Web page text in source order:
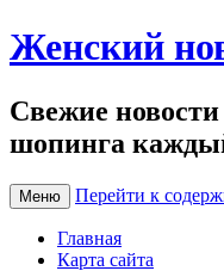
Женский
Свежие
шопинга
Меню Перейти к
Главная
Карта сайта